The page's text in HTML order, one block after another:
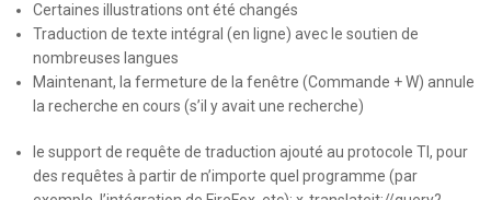
Certaines illustrations ont été changés
Traduction de texte intégral (en ligne) avec le soutien de
nombreuses langues
Maintenant, la fermeture de la fenêtre (Commande + W) annule
la recherche en cours (s’il y avait une recherche)
le support de requête de traduction ajouté au protocole TI, pour
des requêtes à partir de n’importe quel programme (par